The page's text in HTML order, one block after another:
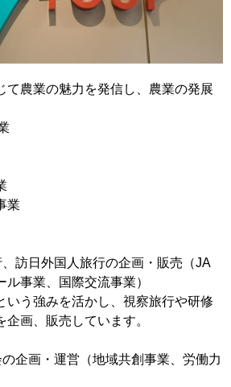
て農業の魅力を発信し、農業の発展
業
訪日外国人旅行の企画・販売（JA
事業、国際交流事業）
いう強みを活かし、視察旅行や研修
画、販売しています。
企画・運営（地域共創事業、労働力